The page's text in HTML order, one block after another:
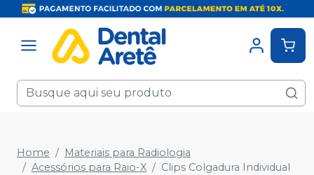
Home
Materiais para Radiologia
Acessórios para Raio-X
Clips Colgadura Individual